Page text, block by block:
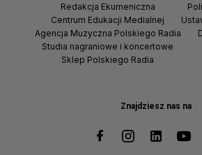
Znajdziesz nas na
Redakcja Ekumeniczna
Centrum Edukacji Medialnej
Agencja Muzyczna Polskiego Radia
Studia nagraniowe i koncertowe
Sklep Polskiego Radia